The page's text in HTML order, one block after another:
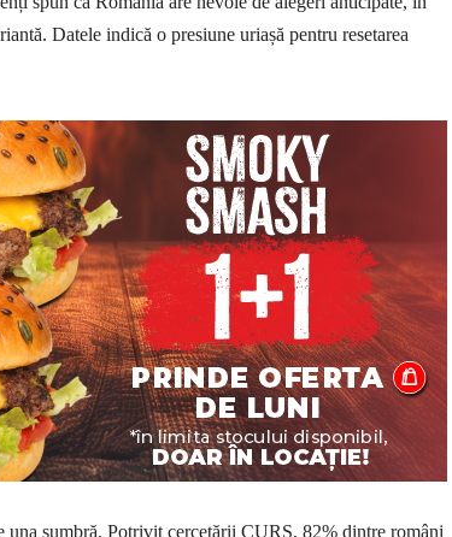
Datele indică o presiune uriașă pentru resetarea
una sumbră. Potrivit cercetării CURS, 82% dintre români